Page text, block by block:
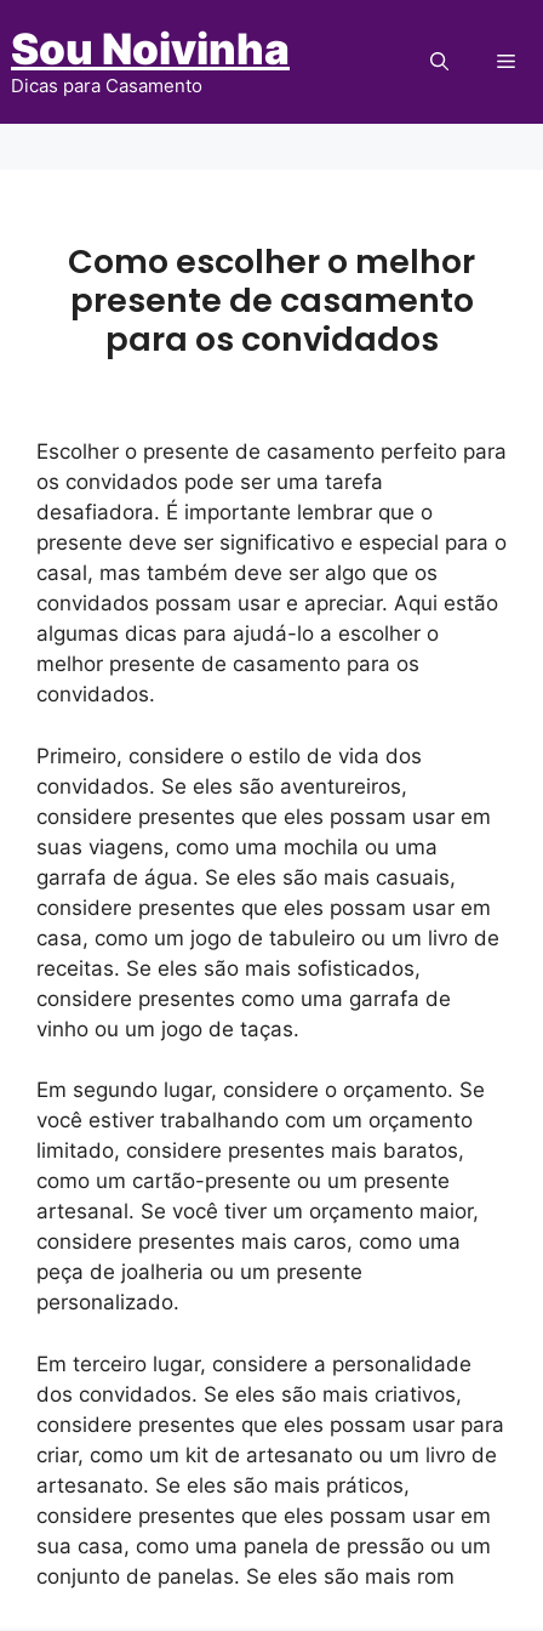
para
Sou Noivinha
Dicas para Casamento
Como escolher o melhor
presente de casamento
para os convidados
Escolher o presente de casamento perfeito para
os convidados pode ser uma tarefa
desafiadora. É importante lembrar que o
presente deve ser significativo e especial para o
casal, mas também deve ser algo que os
convidados possam usar e apreciar. Aqui estão
algumas dicas para ajudá-lo a escolher o
melhor presente de casamento para os
convidados.
Primeiro, considere o estilo de vida dos
convidados. Se eles são aventureiros,
considere presentes que eles possam usar em
suas viagens, como uma mochila ou uma
garrafa de água. Se eles são mais casuais,
considere presentes que eles possam usar em
casa, como um jogo de tabuleiro ou um livro de
receitas. Se eles são mais sofisticados,
considere presentes como uma garrafa de
vinho ou um jogo de taças.
Em segundo lugar, considere o orçamento. Se
você estiver trabalhando com um orçamento
limitado, considere presentes mais baratos,
como um cartão-presente ou um presente
artesanal. Se você tiver um orçamento maior,
considere presentes mais caros, como uma
peça de joalheria ou um presente
personalizado.
Em terceiro lugar, considere a personalidade
dos convidados. Se eles são mais criativos,
considere presentes que eles possam usar para
criar, como um kit de artesanato ou um livro de
artesanato. Se eles são mais práticos,
considere presentes que eles possam usar em
sua casa, como uma panela de pressão ou um
conjunto de panelas. Se eles são mais rom